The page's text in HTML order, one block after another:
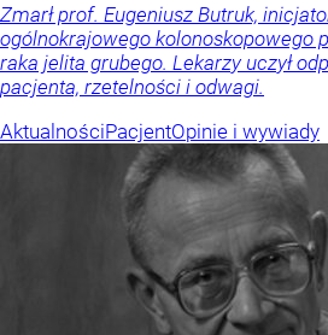
Zmarł prof. Eugeniusz Butruk,
ogólnokrajowego kolonoskopowego
raka jelita grubego. Lekarzy uczył
pacjenta, rzetelności i odwagi.
AktualnościPacjentOpinie i wywiady